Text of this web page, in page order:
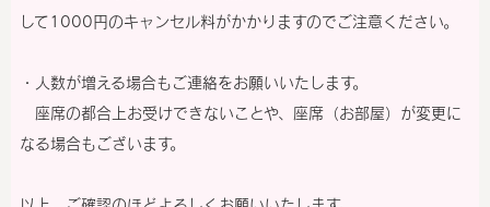
して1000円のキャンセル料がかかりますのでご注意ください。
・人数が増える場合もご連絡をお願いいたします。
座席の都合上お受けできないことや、座席（お部屋）が変更に
なる場合もございます。